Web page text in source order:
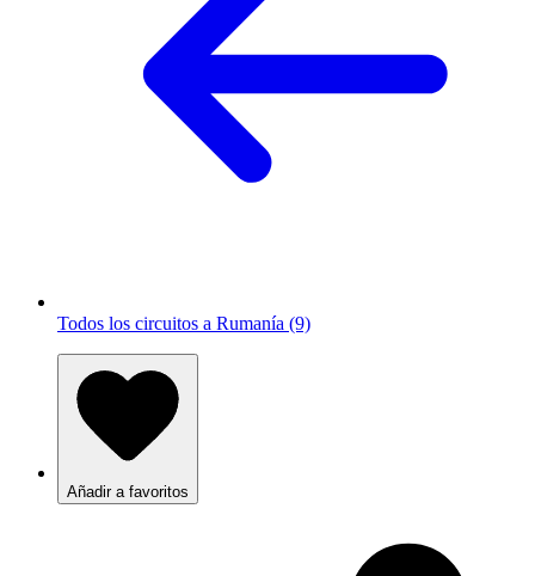
Todos los circuitos a Rumanía (9)
Añadir a favoritos